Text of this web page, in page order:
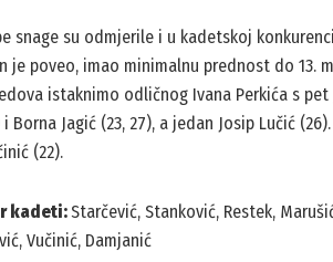
snage su odmjerile i u kadetskoj
je poveo, imao minimalnu prednost do
istaknimo odličnog Ivana Perkića s pet
i Borna Jagić (23, 27), a jedan Josip Lučić
(22).
kadeti:Starčević, Stanković, Restek,
Vučinić, Damjanić